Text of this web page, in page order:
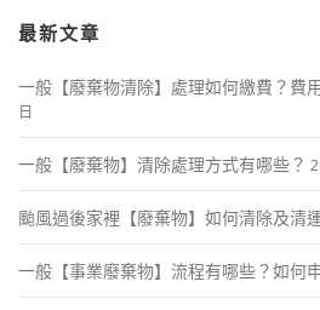
最新文章
一般【廢棄物清除】處理如何繳費？費
日
一般【廢棄物】清除處理方式有哪些？
颱風過後家裡【廢棄物】如何清除及清
一般【事業廢棄物】流程有哪些？如何